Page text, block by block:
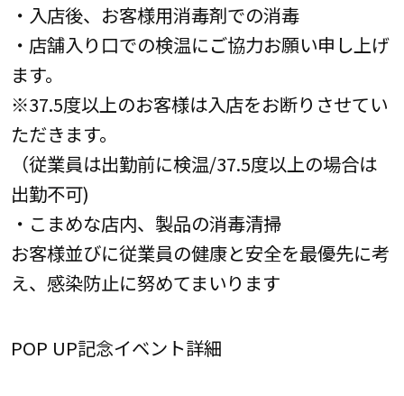
・入店後、お客様用消毒剤での消毒
・店舗入り口での検温にご協力お願い申し上げ
ます。
※37.5度以上のお客様は入店をお断りさせてい
ただきます。
（従業員は出勤前に検温/37.5度以上の場合は
出勤不可)
・こまめな店内、製品の消毒清掃
お客様並びに従業員の健康と安全を最優先に考
え、感染防止に努めてまいります
POP UP記念イベント詳細